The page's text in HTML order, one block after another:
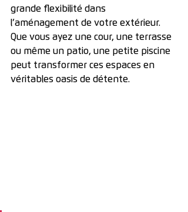
grande flexibilité dans
l’aménagement de votre extérieur.
Que vous ayez une cour, une terrasse
ou même un patio, une petite piscine
peut transformer ces espaces en
véritables oasis de détente.